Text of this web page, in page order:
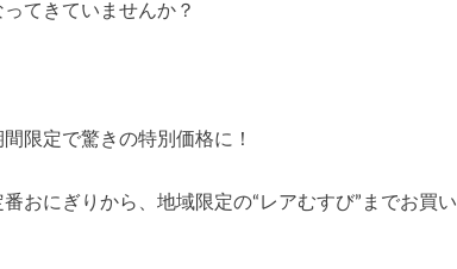
てきていませんか？
限定で驚きの特別価格に！
おにぎりから、地域限定の“レアむすび”までお買い